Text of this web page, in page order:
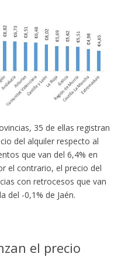
35 de ellas registran
del alquiler respecto al
que van del 6,4% en
el contrario, el precio del
con retrocesos que van
del -0,1% de Jaén.
el precio